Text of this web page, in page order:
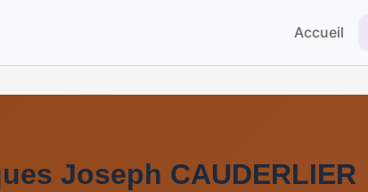
Accueil
Joseph CAUDERLIER